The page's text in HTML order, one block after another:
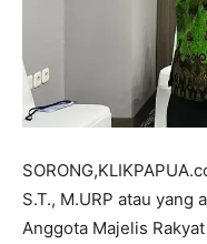
S.T., M.URP atau yang
Anggota Majelis